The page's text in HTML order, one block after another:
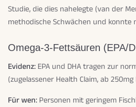
Studie, die dies nahelegte (van der
methodische Schwächen und
Omega-3-Fettsäuren (EPA/
Evidenz: EPA und DHA tragen zur
(zugelassener Health Claim, ab 250mg
Für wen: Personen mit geringem